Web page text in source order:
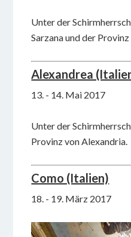
Unter der
Sarzana und der Provinz
Alexandrea
13. - 14. Mai 2017
Unter der
Provinz von Alexandria.
Como (Italien)
18. - 19. März 2017